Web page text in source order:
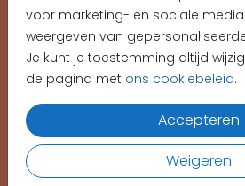
voor marketing- en sociale
weergeven van
Je kunt je toestemming altijd
de pagina met ons cookiebeleid.
Accepteren
Weigeren
EEN KAARTJE VOOR
Hoge kwaliteit, snelle
Gepersonaliseerde
KLANTEN BEOORDELEN